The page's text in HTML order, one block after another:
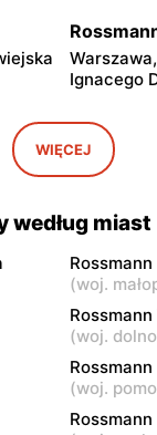
Ignacego
16 b
Rossmann
Warszawa,
2
Rossmann
a
WIĘCEJ
według miast
(woj.
Rossmann
(woj.
(woj.